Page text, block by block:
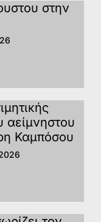
στην
αείμνηστου
Καμπόσου